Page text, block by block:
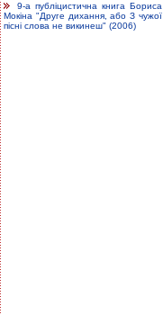
9-а публіцистична книга Бориса
Мокіна "Друге дихання, або З чужої
пісні слова не викинеш" (2006)